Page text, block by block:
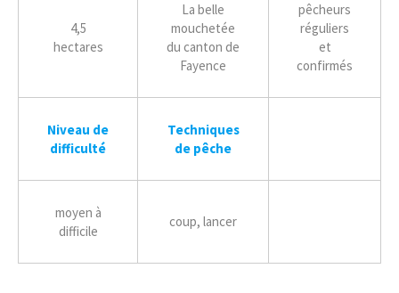
4,5
hectares
La belle
mouchetée
du canton de
Fayence
pêcheurs
réguliers
et
confirmés
Niveau de
difficulté
Techniques
de pêche
moyen à
difficile
coup, lancer